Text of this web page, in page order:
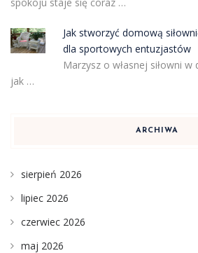
Jak stworzyć domową
dla sportowych entuzjastów
Marzysz o własnej siłowni
jak …
ARCHIWA
sierpień 2026
lipiec 2026
czerwiec 2026
maj 2026